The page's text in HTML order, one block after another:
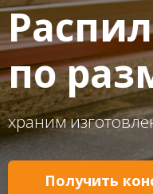
Получить
по
храним